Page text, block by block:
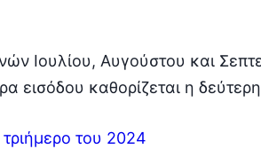
Ιουλίου, Αυγούστου και
εισόδου καθορίζεται η
του 2024